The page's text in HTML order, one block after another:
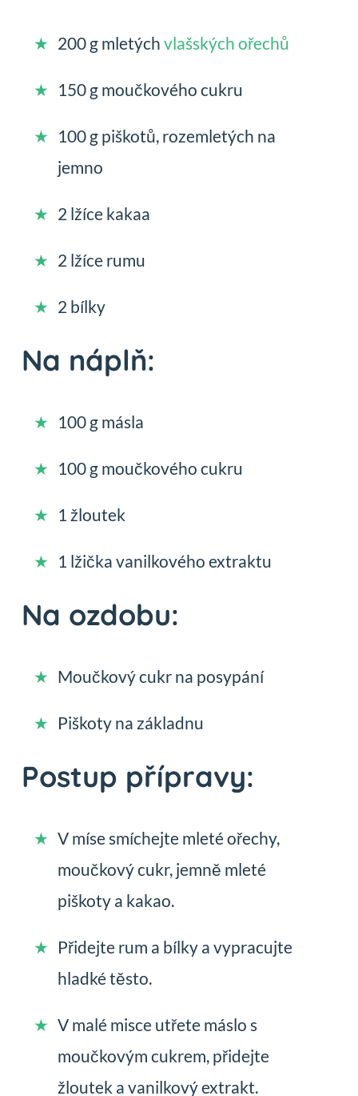
200 g mletýchvlašských ořechů
150 g moučkového cukru
100 g piškotů, rozemletých na
jemno
2 lžíce kakaa
2 lžíce rumu
2 bílky
Na náplň:
100 g másla
100 g moučkového cukru
1 žloutek
1 lžička vanilkového extraktu
Na ozdobu:
Moučkový cukr na posypání
Piškoty na základnu
Postup přípravy:
V míse smíchejte mleté ořechy,
moučkový cukr, jemně mleté
piškoty a kakao.
Přidejte rum a bílky a vypracujte
hladké těsto.
V malé misce utřete máslo s
moučkovým cukrem, přidejte
žloutek a vanilkový extrakt.